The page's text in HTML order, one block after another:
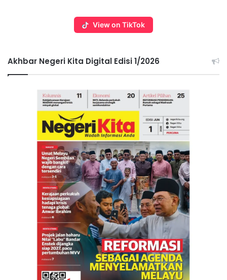
View on TikTok
Akhbar Negeri Kita Digital Edisi 1/2026